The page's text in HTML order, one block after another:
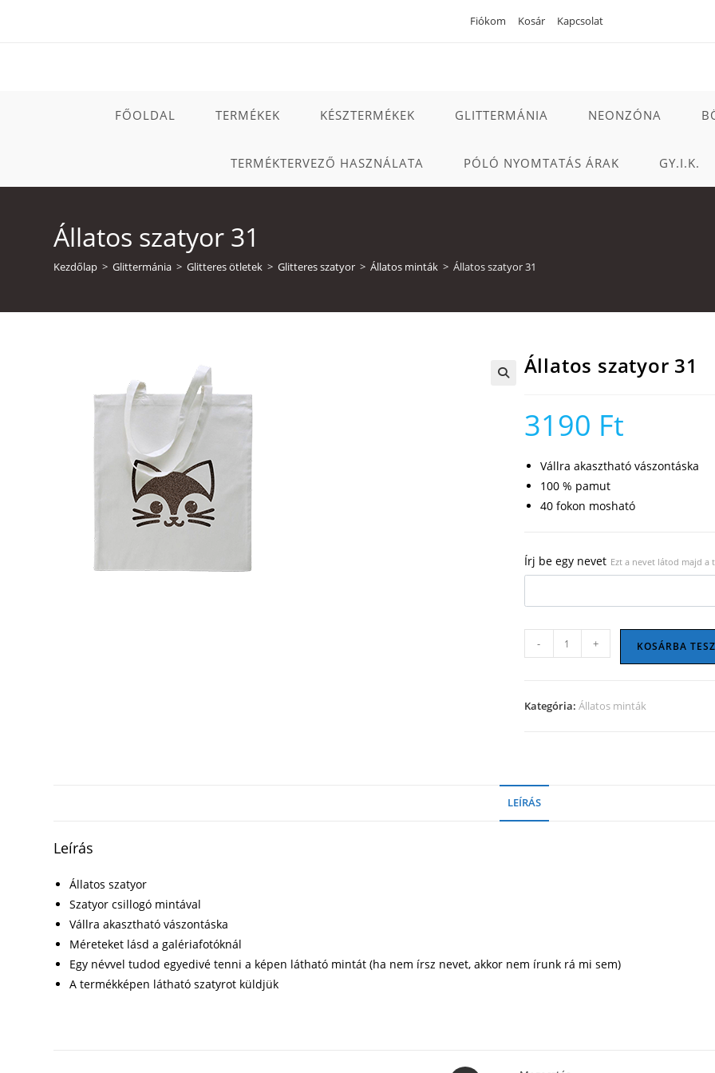
Fiókom Kosár Kapcsolat
FŐOLDAL TERMÉKEK KÉSZTERMÉKEK GLITTERMÁNIA NEONZÓNA
TERMÉKTERVEZŐ HASZNÁLATA PÓLÓ NYOMTATÁS ÁRAK GY.I.K.
Állatos szatyor 31
Kezdőlap > Glittermánia > Glitteres ötletek > Glitteres szatyor > Állatos minták > Állatos szatyor 31
Állatos szatyor 31
3190 Ft
Vállra akasztható vászontáska
100 % pamut
40 fokon mosható
Írj be egy nevet Ezt a nevet látod majd a
szatyor
mennyiség
- + KOSÁRBA
Kategória: Állatos minták
LEÍRÁS
Leírás
Állatos szatyor
Szatyor csillogó mintával
Vállra akasztható vászontáska
Méreteket lásd a galériafotóknál
Egy névvel tudod egyedivé tenni a képen látható mintát (ha nem írsz nevet, akkor nem írunk rá mi sem)
A termékképen látható szatyrot küldjük